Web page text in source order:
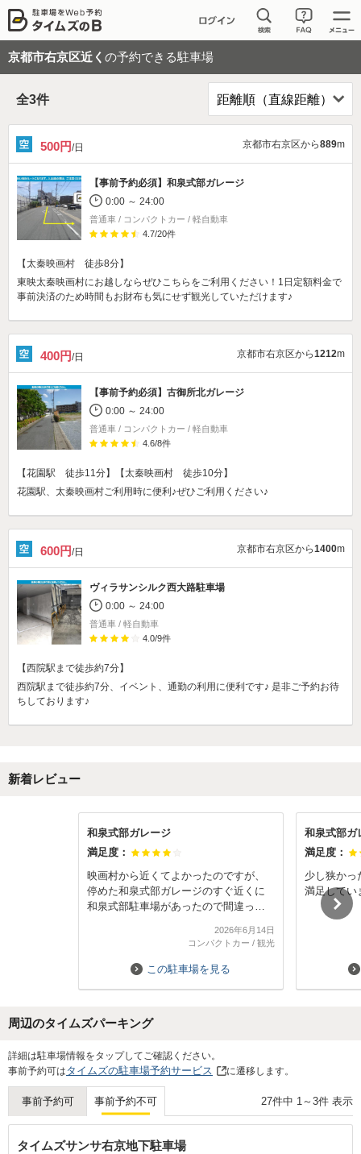
京都市右京区近く の予約できる駐車場
全3件
500円/日 京都市右京区から889m
【事前予約必須】 和泉式部ガレージ
0:00 ～ 24:00
普通車 / コンパクトカー / 軽自動車
4.7/20件
【太秦映画村 徒歩8分】
東映太秦映画村にお越しならぜひこちらをご利用ください！1日定額料金で
事前決済のため時間もお財布も気にせず観光していただけます♪
400円/日 京都市右京区から1212m
【事前予約必須】 古御所北ガレージ
0:00 ～ 24:00
普通車 / コンパクトカー / 軽自動車
4.6/8件
【花園駅 徒歩11分】【太秦映画村 徒歩10分】
花園駅、太秦映画村ご利用時に便利♪ぜひご利用ください♪
600円/日 京都市右京区から1400m
ヴィラサンシルク西大路駐車場
0:00 ～ 24:00
普通車 / 軽自動車
4.0/9件
【西院駅まで徒歩約7分】
西院駅まで徒歩約7分、イベント、通勤の利用に便利です♪ 是非ご予約お待
ちしております♪
新着レビュー
和泉式部ガレージ
満足度：
映画村から近くてよかったのですが、
停めた和泉式部ガレージのすぐ近くに
和泉式部駐車場があったので間違って
2026年6月14日
コンパクトカー / 観光
この駐車場を見る
和泉式部ガ
満足度：
少し狭かっ
満足してい
周辺のタイムズパーキング
詳細は駐車場情報をタップしてご確認ください。
事前予約可はタイムズの駐車場予約サービス に遷移します。
事前予約可 事前予約不可 27件中 1 ～ 3件 表示
タイムズサンサ右京地下駐車場